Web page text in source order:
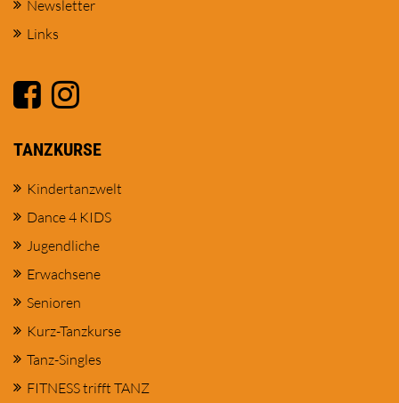
Newsletter
Links
TANZKURSE
Kindertanzwelt
Dance 4 KIDS
Jugendliche
Erwachsene
Senioren
Kurz-Tanzkurse
Tanz-Singles
FITNESS trifft TANZ